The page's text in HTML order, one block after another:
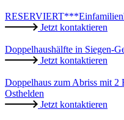
Jetzt kontaktieren
Doppelhaushälfte in Siegen-
Jetzt kontaktieren
Doppelhaus zum Abriss mit 2
Osthelden
Jetzt kontaktieren